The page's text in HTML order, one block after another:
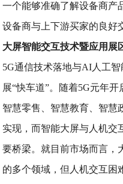
一个能够准确了解设备商产
设备商与上下游买家的良好
大屏智能交互技术暨应用展
5G通信技术落地与AI人工
展“快车道”。随着5G元年
智慧零售、智慧教育、智慧
实现，而智能大屏与人机交
要桥梁。就目前市场而言，
的多个领域，但人机交互困